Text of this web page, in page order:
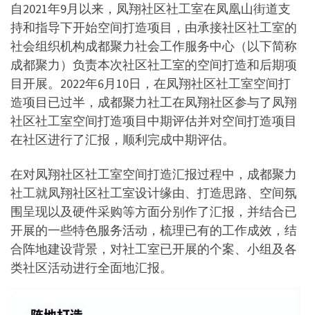
自2021年9月以来，凤翔社区社工室在凤凰山街道支
持和指导下开始空间打造项目，由承接社区社工室的
社会组织机构成都聚力社会工作服务中心（以下简称
成都聚力）负责本次社区社工室的空间打造和后期项
目开展。2022年6月10日，在凤翔社区社工室空间打
造项目已过半，成都聚力社工在凤翔社区参与了凤翔
社区社工室空间打造项目中期评估并对空间打造项目
在社区进行了汇报，顺利完成中期评估。
在对凤翔社区社工室空间打造汇报过程中，成都聚力
社工就凤翔社区社工室设计缘由、打造思路、空间氛
围呈现以及硬件采购等方面分别作了汇报，并结合已
开展的一些特色服务活动，梳理已有的工作成效，结
合阵地建设背景，对社工室已开展的个案、小组及各
类社区活动进行全面地汇报。